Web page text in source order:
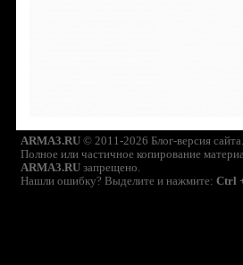
ARMA3.RU© 2011-2026 Блог-версия
Полное или частичное копирование
ARMA3.RUзапрещено.
Нашли ошибку? Выделите и нажмите: Ctrl